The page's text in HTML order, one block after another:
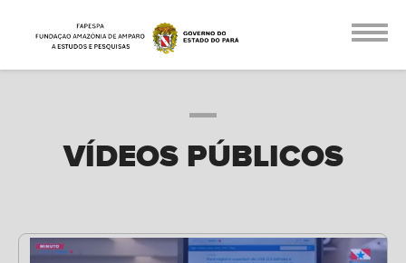
VÍDEOS PÚBLICOS